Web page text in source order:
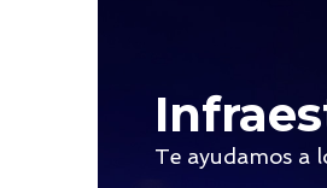
Te ayudamos a